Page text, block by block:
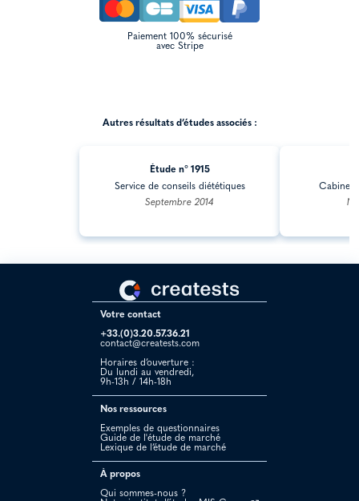
Paiement 100% sécurisé
avec Stripe
Autres résultats d’études associés :
Étude n° 1915
Service de conseils diététiques
Septembre 2014
Cabinet
Votre contact
+33.(0)3.20.57.36.21
contact@creatests.com
Horaires d’ouverture :
Du lundi au vendredi,
9h-13h / 14h-18h
Nos ressources
Exemples de questionnaires
Guide de l'étude de marché
Lexique de l’étude de marché
À propos
Qui sommes-nous ?